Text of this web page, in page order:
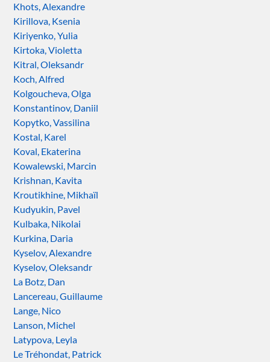
Khots, Alexandre
Kirillova, Ksenia
Kiriyenko, Yulia
Kirtoka, Violetta
Kitral, Oleksandr
Koch, Alfred
Kolgoucheva, Olga
Konstantinov, Daniil
Kopytko, Vassilina
Kostal, Karel
Koval, Ekaterina
Kowalewski, Marcin
Krishnan, Kavita
Kroutikhine, Mikhaïl
Kudyukin, Pavel
Kulbaka, Nikolai
Kurkina, Daria
Kyselov, Alexandre
Kyselov, Oleksandr
La Botz, Dan
Lancereau, Guillaume
Lange, Nico
Lanson, Michel
Latypova, Leyla
Le Tréhondat, Patrick